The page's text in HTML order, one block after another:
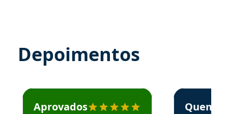
Depoimentos
Estudante José recomenda o Aprova Concursos em
Aprovados
Estudante
Quem